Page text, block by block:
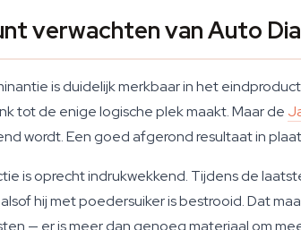
verwachten van Auto
is duidelijk merkbaar in het
tot de enige logische plek maakt. Maar de
wordt. Een goed afgerond resultaat in
is oprecht indrukwekkend. Tijdens de
hij met poedersuiker is bestrooid. Dat
— er is meer dan genoeg materiaal om